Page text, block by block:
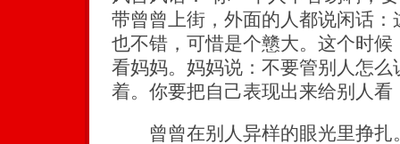
带曾曾上街，外面的人都说闲话
也不错，可惜是个戆大。这个时
看妈妈。妈妈说：不要管别人怎
着。你要把自己表现出来给别人
曾曾在别人异样的眼光里挣扎